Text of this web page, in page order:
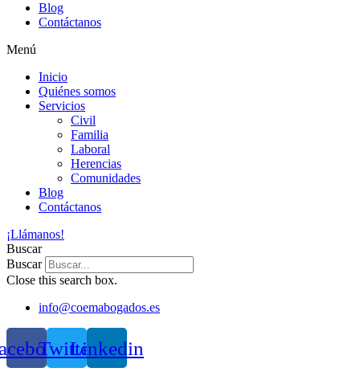
Blog
Contáctanos
Menú
Inicio
Quiénes somos
Servicios
Civil
Familia
Laboral
Herencias
Comunidades
Blog
Contáctanos
¡Llámanos!
Buscar
Buscar
Close this search box.
info@coemabogados.es
TwitterLinkedin